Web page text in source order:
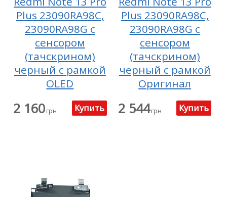
Plus 23090RA98C,
23090RA98G с
сенсором
(тачскрином)
черный с рамкой
OLED
2 160грн
Plus 23090RA98C,
23090RA98G с
сенсором
(тачскрином)
черный с рамкой
Оригинал
2 544грн